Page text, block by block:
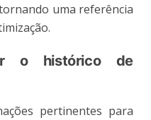
uma referência
o histórico de
pertinentes para